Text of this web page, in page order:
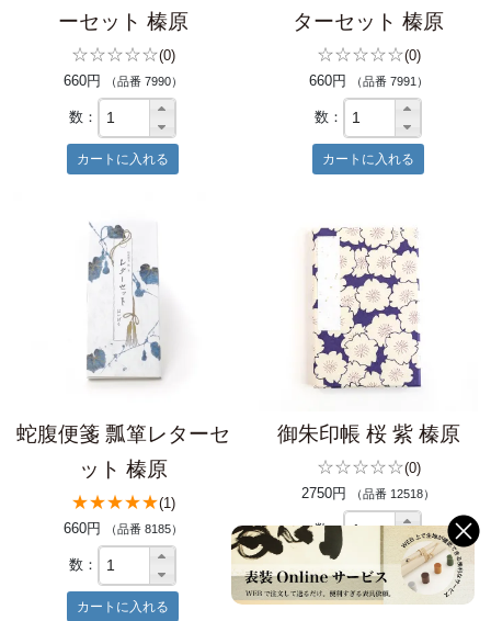
ーセット 榛原
☆☆☆☆☆(0)
660円
（品番 7990）
数：
ターセット 榛原
☆☆☆☆☆(0)
660円
（品番 7991）
数：
蛇腹便箋 瓢箪レターセ
ット 榛原
★★★★★(1)
660円
（品番 8185）
数：
御朱印帳 桜 紫 榛原
☆☆☆☆☆(0)
2750円
（品番 12518）
数：